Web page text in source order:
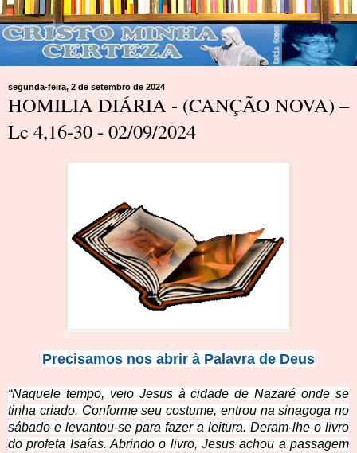
segunda-feira, 2 de setembro de 2024
HOMILIA DIÁRIA - (CANÇÃO NOVA) –
Lc 4,16-30 - 02/09/2024
Precisamos nos abrir à Palavra de Deus
“Naquele tempo, veio Jesus à cidade de Nazaré onde se
tinha criado. Conforme seu costume, entrou na sinagoga no
sábado e levantou-se para fazer a leitura. Deram-lhe o livro
do profeta Isaías. Abrindo o livro, Jesus achou a passagem